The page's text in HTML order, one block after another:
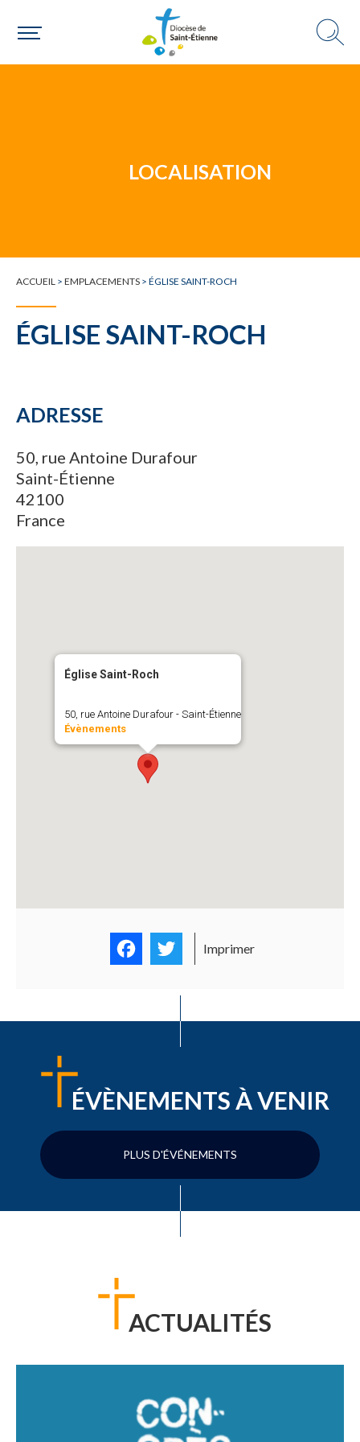
LOCALISATION
ACCUEIL > EMPLACEMENTS > ÉGLISE SAINT-ROCH
ÉGLISE SAINT-ROCH
ADRESSE
50, rue Antoine Durafour
Saint-Étienne
42100
France
Église Saint-Roch
50, rue Antoine Durafour - Saint-Étienne
Évènements
FacebookTwitter
Imprimer
ÉVÈNEMENTS À VENIR
PLUS D'ÉVÉNEMENTS
ACTUALITÉS